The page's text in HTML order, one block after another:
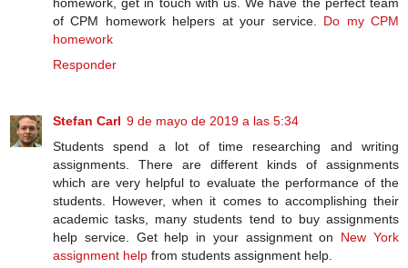
of CPM homework helpers at your service. Do my CPM
homework
Responder
Stefan Carl 9 de mayo de 2019 a las 5:34
Students spend a lot of time researching and writing
assignments. There are different kinds of assignments
which are very helpful to evaluate the performance of the
students. However, when it comes to accomplishing their
academic tasks, many students tend to buy assignments
help service. Get help in your assignment on New York
assignment help from students assignment help.